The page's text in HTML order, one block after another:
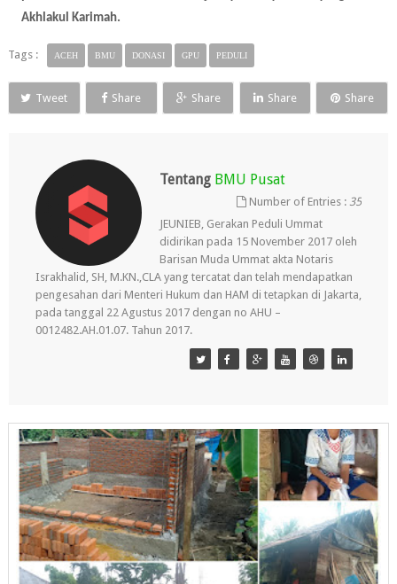
Akhlakul Karimah.
Tags : ACEH BMU DONASI GPU PEDULI
Tweet Share Share Share Share
Tentang BMU Pusat
Number of Entries :35
JEUNIEB, Gerakan Peduli Ummat
didirikan pada 15 November 2017 oleh
Barisan Muda Ummat akta Notaris
Israkhalid, SH, M.KN.,CLA yang tercatat dan telah mendapatkan
pengesahan dari Menteri Hukum dan HAM di tetapkan di Jakarta,
pada tanggal 22 Agustus 2017 dengan no AHU –
0012482.AH.01.07. Tahun 2017.